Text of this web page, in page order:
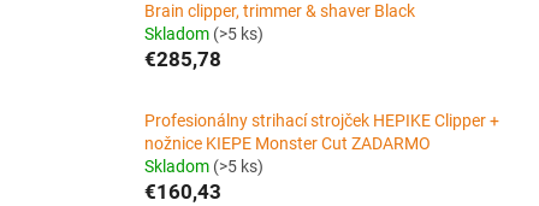
Brain clipper, trimmer & shaver Black
Skladom (>5 ks)
€285,78
Profesionálny strihací strojček HEPIKE Clipper +
nožnice KIEPE Monster Cut ZADARMO
Skladom (>5 ks)
€160,43